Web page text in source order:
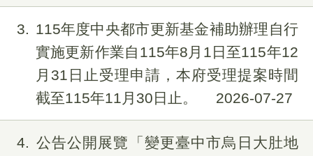
3
115年度中央都市更新基金補助辦理自行
實施更新作業自115年8月1日至115年12
月31日止受理申請，本府受理提案時間
截至115年11月30日止。
2026-07-27
4
公告公開展覽「變更臺中市烏日大肚地